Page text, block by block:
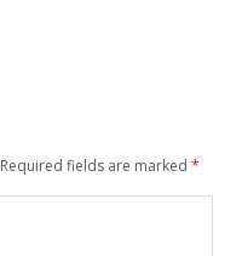
Required fields are marked *